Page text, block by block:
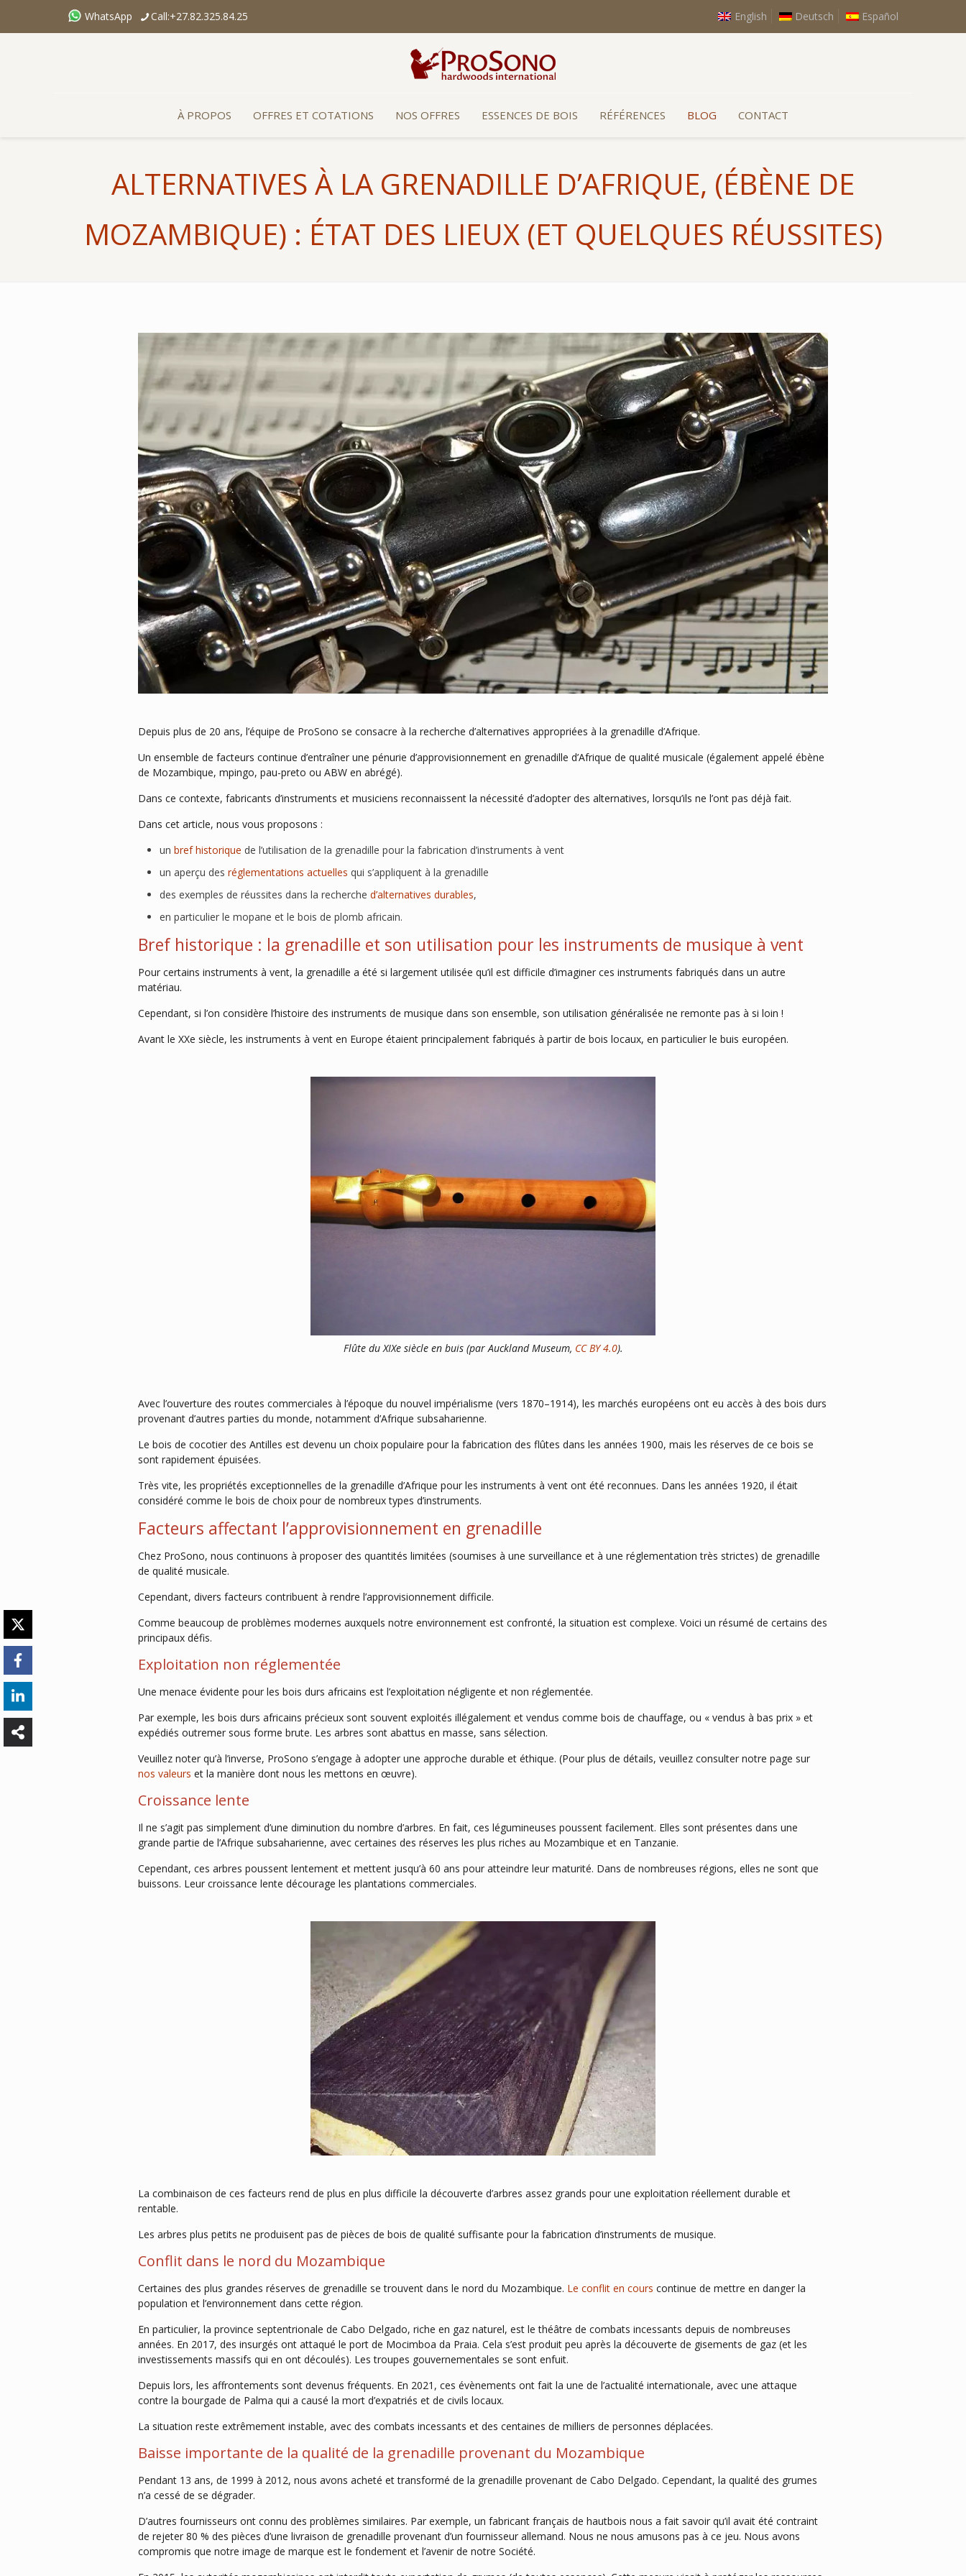
WhatsApp Call:+27.82.325.84.25 English Deutsch Español
À PROPOS OFFRES ET COTATIONS NOS OFFRES ESSENCES DE BOIS RÉFÉRENCES BLOG CONTACT
ALTERNATIVES À LA GRENADILLE D’AFRIQUE, (ÉBÈNE DE
MOZAMBIQUE) : ÉTAT DES LIEUX (ET QUELQUES RÉUSSITES)
Depuis plus de 20 ans, l’équipe de ProSono se consacre à la recherche d’alternatives appropriées à la grenadille d’Afrique.
Un ensemble de facteurs continue d’entraîner une pénurie d’approvisionnement en grenadille d’Afrique de qualité musicale (également appelé ébène
de Mozambique, mpingo, pau-preto ou ABW en abrégé).
Dans ce contexte, fabricants d’instruments et musiciens reconnaissent la nécessité d’adopter des alternatives, lorsqu’ils ne l’ont pas déjà fait.
Dans cet article, nous vous proposons :
un bref historique de l’utilisation de la grenadille pour la fabrication d’instruments à vent
un aperçu des réglementations actuelles qui s’appliquent à la grenadille
des exemples de réussites dans la recherche d’alternatives durables,
en particulier le mopane et le bois de plomb africain.
Bref historique : la grenadille et son utilisation pour les instruments de musique à vent
Pour certains instruments à vent, la grenadille a été si largement utilisée qu’il est difficile d’imaginer ces instruments fabriqués dans un autre
matériau.
Cependant, si l’on considère l’histoire des instruments de musique dans son ensemble, son utilisation généralisée ne remonte pas à si loin !
Avant le XXe siècle, les instruments à vent en Europe étaient principalement fabriqués à partir de bois locaux, en particulier le buis européen.
Flûte du XIXe siècle en buis (par Auckland Museum, CC BY 4.0).
Avec l’ouverture des routes commerciales à l’époque du nouvel impérialisme (vers 1870–1914), les marchés européens ont eu accès à des bois durs
provenant d’autres parties du monde, notamment d’Afrique subsaharienne.
Le bois de cocotier des Antilles est devenu un choix populaire pour la fabrication des flûtes dans les années 1900, mais les réserves de ce bois se
sont rapidement épuisées.
Très vite, les propriétés exceptionnelles de la grenadille d’Afrique pour les instruments à vent ont été reconnues. Dans les années 1920, il était
considéré comme le bois de choix pour de nombreux types d’instruments.
Facteurs affectant l’approvisionnement en grenadille
Chez ProSono, nous continuons à proposer des quantités limitées (soumises à une surveillance et à une réglementation très strictes) de grenadille
de qualité musicale.
Cependant, divers facteurs contribuent à rendre l’approvisionnement difficile.
Comme beaucoup de problèmes modernes auxquels notre environnement est confronté, la situation est complexe. Voici un résumé de certains des
principaux défis.
Exploitation non réglementée
Une menace évidente pour les bois durs africains est l’exploitation négligente et non réglementée.
Par exemple, les bois durs africains précieux sont souvent exploités illégalement et vendus comme bois de chauffage, ou « vendus à bas prix » et
expédiés outremer sous forme brute. Les arbres sont abattus en masse, sans sélection.
Veuillez noter qu’à l’inverse, ProSono s’engage à adopter une approche durable et éthique. (Pour plus de détails, veuillez consulter notre page sur
nos valeurs et la manière dont nous les mettons en œuvre).
Croissance lente
Il ne s’agit pas simplement d’une diminution du nombre d’arbres. En fait, ces légumineuses poussent facilement. Elles sont présentes dans une
grande partie de l’Afrique subsaharienne, avec certaines des réserves les plus riches au Mozambique et en Tanzanie.
Cependant, ces arbres poussent lentement et mettent jusqu’à 60 ans pour atteindre leur maturité. Dans de nombreuses régions, elles ne sont que
buissons. Leur croissance lente décourage les plantations commerciales.
La combinaison de ces facteurs rend de plus en plus difficile la découverte d’arbres assez grands pour une exploitation réellement durable et
rentable.
Les arbres plus petits ne produisent pas de pièces de bois de qualité suffisante pour la fabrication d’instruments de musique.
Conflit dans le nord du Mozambique
Certaines des plus grandes réserves de grenadille se trouvent dans le nord du Mozambique. Le conflit en cours continue de mettre en danger la
population et l’environnement dans cette région.
En particulier, la province septentrionale de Cabo Delgado, riche en gaz naturel, est le théâtre de combats incessants depuis de nombreuses
années. En 2017, des insurgés ont attaqué le port de Mocimboa da Praia. Cela s’est produit peu après la découverte de gisements de gaz (et les
investissements massifs qui en ont découlés). Les troupes gouvernementales se sont enfuit.
Depuis lors, les affrontements sont devenus fréquents. En 2021, ces évènements ont fait la une de l’actualité internationale, avec une attaque
contre la bourgade de Palma qui a causé la mort d’expatriés et de civils locaux.
La situation reste extrêmement instable, avec des combats incessants et des centaines de milliers de personnes déplacées.
Baisse importante de la qualité de la grenadille provenant du Mozambique
Pendant 13 ans, de 1999 à 2012, nous avons acheté et transformé de la grenadille provenant de Cabo Delgado. Cependant, la qualité des grumes
n’a cessé de se dégrader.
D’autres fournisseurs ont connu des problèmes similaires. Par exemple, un fabricant français de hautbois nous a fait savoir qu’il avait été contraint
de rejeter 80 % des pièces d’une livraison de grenadille provenant d’un fournisseur allemand. Nous ne nous amusons pas à ce jeu. Nous avons
compromis que notre image de marque est le fondement et l’avenir de notre Société.